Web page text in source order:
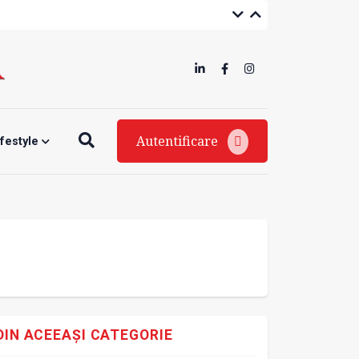
Autentificare
ACEEAȘI CATEGORIE